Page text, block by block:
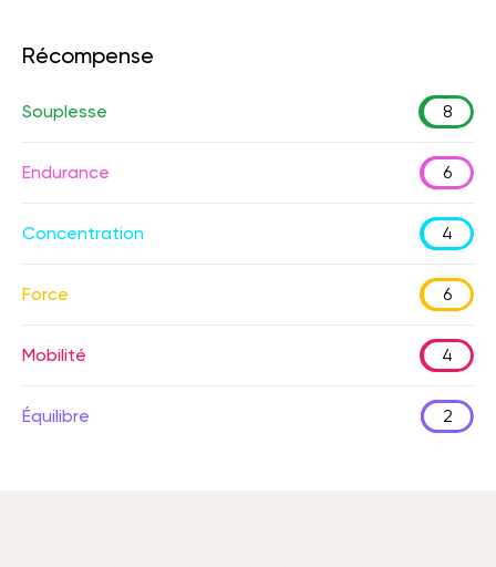
Récompense
Souplesse 8
Endurance 6
Concentration 4
Force 6
Mobilité 4
Équilibre 2